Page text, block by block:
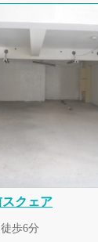
クェア
歩6分